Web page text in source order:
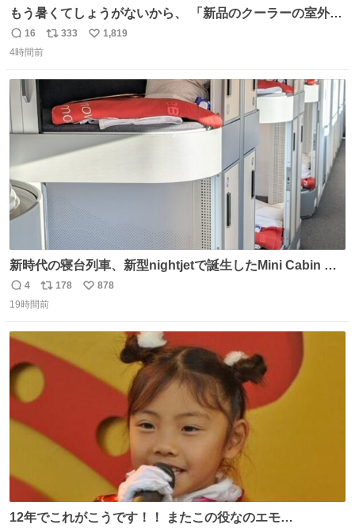
もう暑くてしょうがないから、 「新品のクーラーの室外機
のミニチュア」 でも見ていってよ
返
信
16
リ
数
333
い
1,819
4時間前
新時代の寝台列車、新型nightjetで誕生したMini Cabin ま
さに走るカプセルホテルといった感じで、一人旅で利用す
るのにはちょうどいい設備。 他の人も言ってましたが、サ
返
信
4
リ
ポ
178
い
878
19時間前
12年でこれがこうです！！ またこの役なのエモ